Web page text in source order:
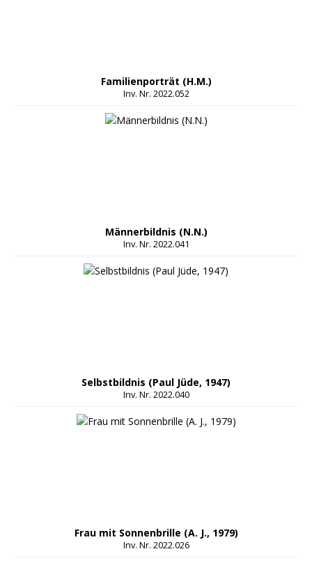
Familienporträt (H.M.)
Inv. Nr. 2022.052
Männerbildnis (N.N.)
Inv. Nr. 2022.041
Selbstbildnis (Paul Jüde, 1947)
Inv. Nr. 2022.040
Frau mit Sonnenbrille (A. J., 1979)
Inv. Nr. 2022.026